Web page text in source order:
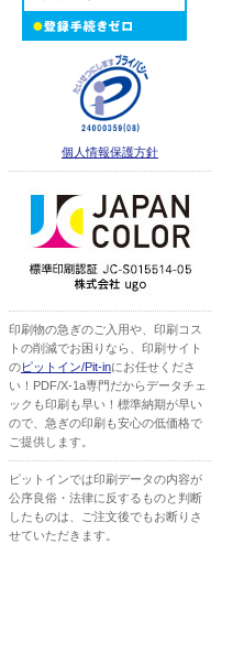
個人情報保護方針
印刷物の急ぎのご入用や、印刷コス
トの削減でお困りなら、印刷サイト
のピットイン/Pit-inにお任せくださ
い！PDF/X-1a専門だからデータチェ
ックも印刷も早い！標準納期が早い
ので、急ぎの印刷も安心の低価格で
ご提供します。
ピットインでは印刷データの内容が
公序良俗・法律に反するものと判断
したものは、ご注文後でもお断りさ
せていただきます。